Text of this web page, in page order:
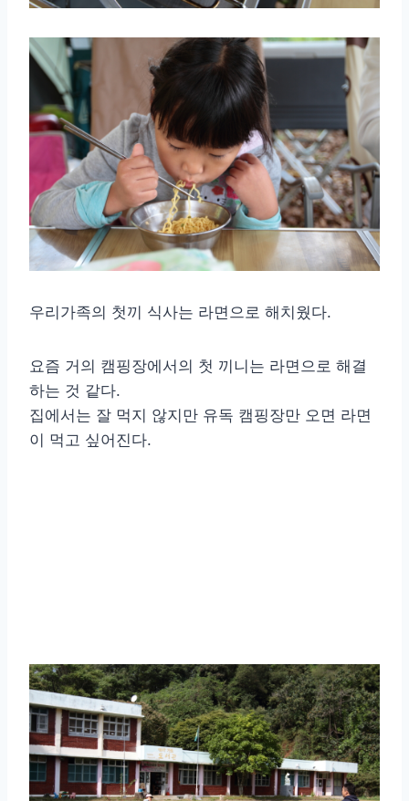
우리가족의 첫끼 식사는 라면으로 해치웠다.
요즘 거의 캠핑장에서의 첫 끼니는 라면으로 해결
하는 것 같다.
집에서는 잘 먹지 않지만 유독 캠핑장만 오면 라면
이 먹고 싶어진다.